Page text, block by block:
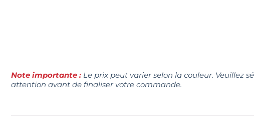
Note importante : Le prix peut varier selon la couleur. Veuillez
attention avant de finaliser votre commande.